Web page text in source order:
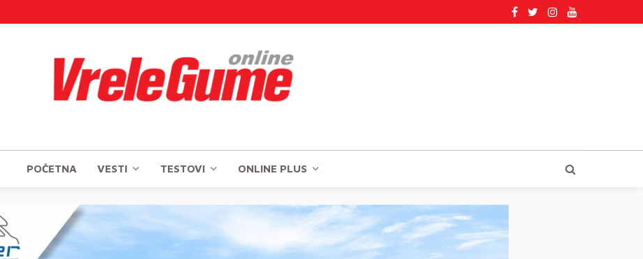
POČETNA VESTI TESTOVI ONLINE PLUS